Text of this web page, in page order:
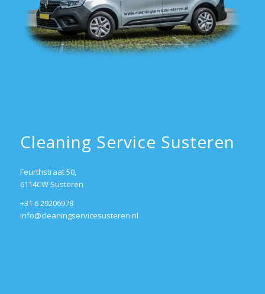
Cleaning Service Susteren
Feurthstraat 50,
6114CW Susteren
+31 6 29206978
info@cleaningservicesusteren.nl